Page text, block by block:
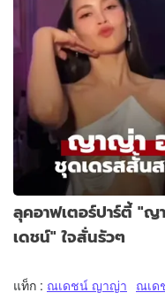
ลุคอาฟเตอร์ปาร์ตี้ "ญ
เดชน์" ใจสั่นรัวๆ
แท็ก : ณเดชน์ ญาญ่า ณเด